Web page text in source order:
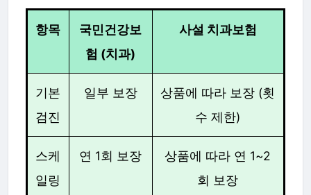
항목
국민건강보
험 (치과)
사설 치과보험
기본
검진
일부 보장
상품에 따라 보장 (횟
수 제한)
스케
일링
연 1회 보장
상품에 따라 연 1~2
회 보장